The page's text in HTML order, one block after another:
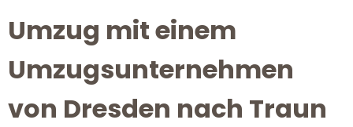
Umzug mit einem
Umzugsunternehmen
von Dresden nach Traun